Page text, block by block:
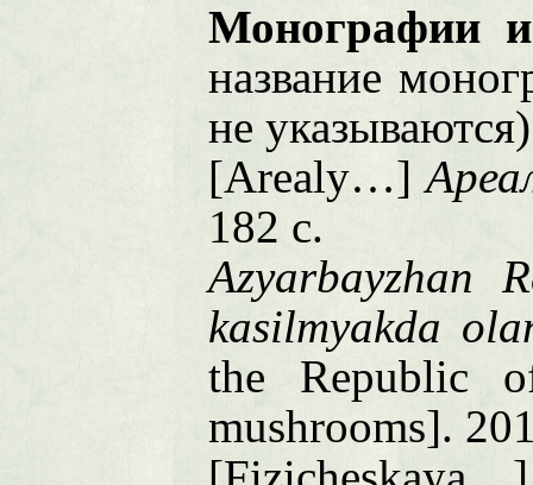
Монографии
название
не
[Arealy…]
182 с.
Azyarbayzhan
kasilmyakda
the Republic
mushrooms].